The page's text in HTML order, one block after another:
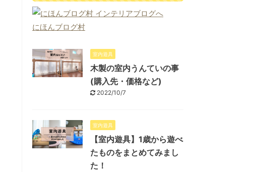
にほんブログ村
室内遊具
木製の室内うんていの事
(購入先・価格など)
2022/10/7
室内遊具
【室内遊具】1歳から遊べ
たものをまとめてみまし
た！